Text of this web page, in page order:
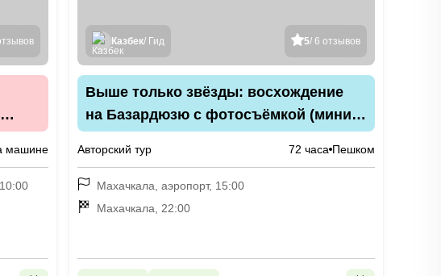
машине
5/ 6 отзывов
Казбек/ Гид
Выше только звёзды: восхождение
на Базардюзю с фотосъёмкой (мини-
Авторский тур 72 часа Пешком
Махачкала, аэропорт, 15:00
Махачкала, 22:00